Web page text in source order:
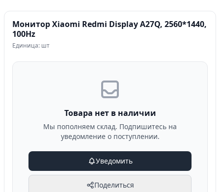
Монитор Xiaomi Redmi Display A27Q, 2560*1440,
100Hz
Единица: шт
Товара нет в наличии
Мы пополняем склад. Подпишитесь на
уведомление о поступлении.
Уведомить
Поделиться